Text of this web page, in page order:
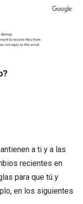
a ti y a las
recientes en
para que tú y
en los siguientes